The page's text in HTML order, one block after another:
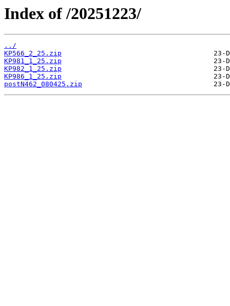
Index of /20251223/
../
KP566_2_25.zip
KP981_1_25.zip
KP982_1_25.zip
KP986_1_25.zip
postN462_080425.zip